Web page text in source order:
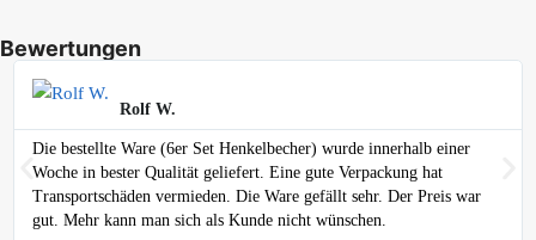
Bewertungen
Rolf W.
Die bestellte Ware (6er Set Henkelbecher) wurde innerhalb einer
Woche in bester Qualität geliefert. Eine gute Verpackung hat
Transportschäden vermieden. Die Ware gefällt sehr. Der Preis war
gut. Mehr kann man sich als Kunde nicht wünschen.